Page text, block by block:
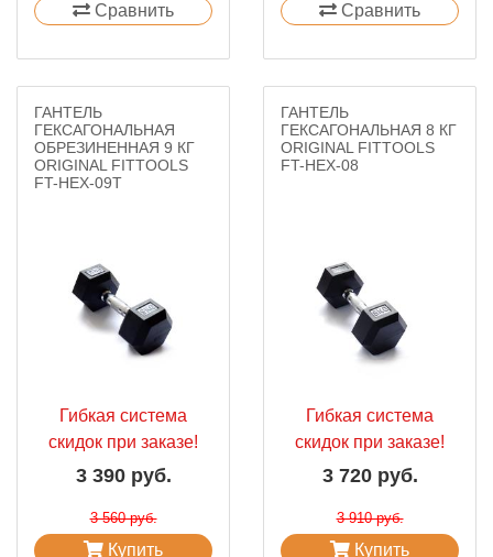
Сравнить Сравнить
ГАНТЕЛЬ
ГЕКСАГОНАЛЬНАЯ
ОБРЕЗИНЕННАЯ 9 КГ
ORIGINAL FITTOOLS
FT-HEX-09T
Гибкая система
скидок при заказе!
3 390 руб.
3 560 руб.
Купить
ГАНТЕЛЬ
ГЕКСАГОНАЛЬНАЯ 8 КГ
ORIGINAL FITTOOLS
FT-HEX-08
Гибкая система
скидок при заказе!
3 720 руб.
3 910 руб.
Купить